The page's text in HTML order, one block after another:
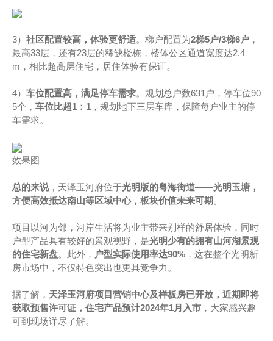
3） 社区配置较高，体验更舒适。梯户配置为2梯5户/3梯6户 ，
最高33层，还有23层的稀缺楼栋，楼体公区通道宽度达2.4
m，相比超高层住宅，居住体验有保证。
4） 车位配置高，满足停车需求。规划总户数631户，停车位90
5个， 车位比超1：1 ，规划地下三层车库，保障每户业主的停
车需求。
效果图
总的来说，天泽玉河府位于光明版的粤海街道——光明玉塘，
方便高效抵达南山等区域中心，板块价值未来可期 。
项目以河为邻，河岸生活将为业主带来别样的舒居体验，同时
户型产品具有较好的景观视野，是光明少有的拥有山河湖景观
的住宅新盘。此外， 户型实际使用率达90% ，这在整个光明新
房市场中，不仅特色突出也更具竞争力。
据了解， 天泽玉河府项目营销中心及样板房已开放，近期即将
获取预售许可证，住宅产品预计2024年1月入市 ，大家感兴趣
可到现场详尽了解。